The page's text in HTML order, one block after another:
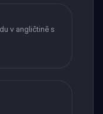
v angličtině s